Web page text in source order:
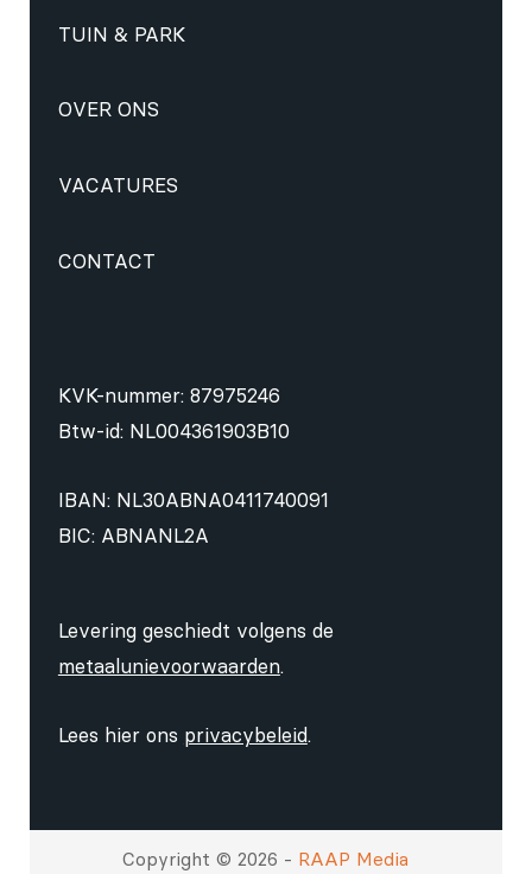
TUIN & PARK
OVER ONS
VACATURES
CONTACT
KVK-nummer: 87975246
Btw-id: NL004361903B10
IBAN: NL30ABNA0411740091
BIC: ABNANL2A
Levering geschiedt volgens de
metaalunievoorwaarden.
Lees hier ons privacybeleid.
Copyright © 2026 - RAAP Media